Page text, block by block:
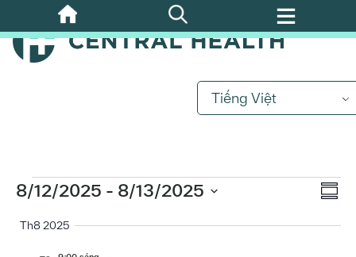
qua
nội
Tiếng Việt
sự
kiện
Sự
Bản
tắt
8/12/2025 - 8/13/2025
ngày.
Th8 2025